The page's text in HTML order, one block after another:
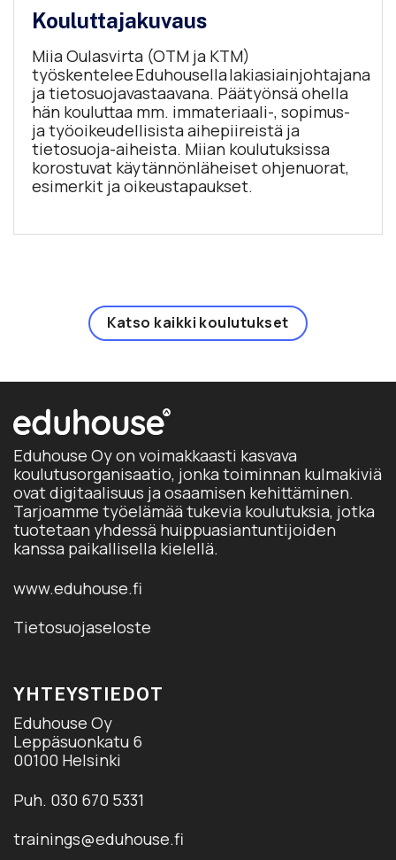
Kouluttajakuvaus
Miia Oulasvirta (OTM ja KTM)
työskentelee Eduhousella lakiasiainjohtajana
ja tietosuojavastaavana. Päätyönsä ohella
hän kouluttaa mm. immateriaali-, sopimus-
ja työoikeudellisista aihepiireistä ja
tietosuoja-aiheista. Miian koulutuksissa
korostuvat käytännönläheiset ohjenuorat,
esimerkit ja oikeustapaukset.
Katso kaikki koulutukset
Eduhouse Oy on voimakkaasti kasvava
koulutusorganisaatio, jonka toiminnan kulmakiviä
ovat digitaalisuus ja osaamisen kehittäminen.
Tarjoamme työelämää tukevia koulutuksia, jotka
tuotetaan yhdessä huippuasiantuntijoiden
kanssa paikallisella kielellä.
www.eduhouse.fi
Tietosuojaseloste
YHTEYSTIEDOT
Eduhouse Oy
Leppäsuonkatu 6
00100 Helsinki
Puh. 030 670 5331
trainings@eduhouse.fi